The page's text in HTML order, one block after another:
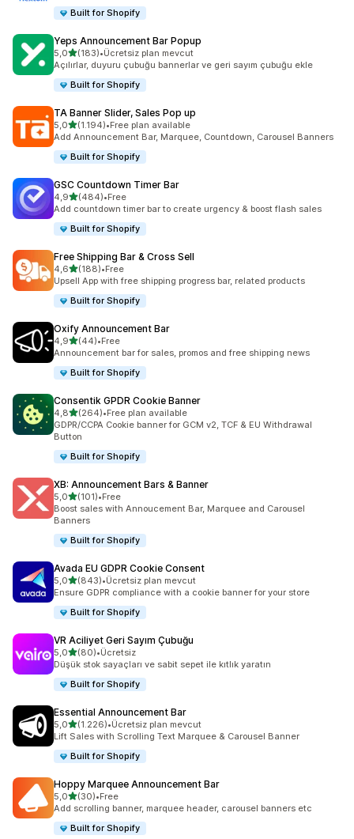
Built for Shopify
Yeps Announcement Bar Popup
5,05 yıldız üzerinden
(183)
toplam 183 değerlendirme
•Ücretsiz plan mevcut
Açılırlar, duyuru çubuğu bannerlar ve geri sayım çubuğu ekle
Built for Shopify
TA Banner Slider, Sales Pop up
5,05 yıldız üzerinden
(1.194)
toplam 1194 değerlendirme
•Free plan available
Add Announcement Bar, Marquee, Countdown, Carousel Banners
Built for Shopify
GSC Countdown Timer Bar
4,95 yıldız üzerinden
(484)
toplam 484 değerlendirme
•Free
Add countdown timer bar to create urgency & boost flash sales
Built for Shopify
Free Shipping Bar & Cross Sell
4,65 yıldız üzerinden
(188)
toplam 188 değerlendirme
•Free
Upsell App with free shipping progress bar, related products
Built for Shopify
Oxify Announcement Bar
4,95 yıldız üzerinden
(44)
toplam 44 değerlendirme
•Free
Announcement bar for sales, promos and free shipping news
Built for Shopify
Consentik GPDR Cookie Banner
4,85 yıldız üzerinden
(264)
toplam 264 değerlendirme
•Free plan available
GDPR/CCPA Cookie banner for GCM v2, TCF & EU Withdrawal
Button
Built for Shopify
XB: Announcement Bars & Banner
5,05 yıldız üzerinden
(101)
toplam 101 değerlendirme
•Free
Boost sales with Annoucement Bar, Marquee and Carousel
Banners
Built for Shopify
Avada EU GDPR Cookie Consent
5,05 yıldız üzerinden
(843)
toplam 843 değerlendirme
•Ücretsiz plan mevcut
Ensure GDPR compliance with a cookie banner for your store
Built for Shopify
VR Aciliyet Geri Sayım Çubuğu
5,05 yıldız üzerinden
(80)
toplam 80 değerlendirme
•Ücretsiz
Düşük stok sayaçları ve sabit sepet ile kıtlık yaratın
Built for Shopify
Essential Announcement Bar
5,05 yıldız üzerinden
(1.226)
toplam 1226 değerlendirme
•Ücretsiz plan mevcut
Lift Sales with Scrolling Text Marquee & Carousel Banner
Built for Shopify
Hoppy Marquee Announcement Bar
5,05 yıldız üzerinden
(30)
toplam 30 değerlendirme
•Free
Add scrolling banner, marquee header, carousel banners etc
Built for Shopify